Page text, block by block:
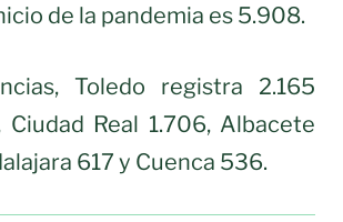
de la pandemia es 5.908.
Toledo registra 2.165
Ciudad Real 1.706, Albacete
617 y Cuenca 536.